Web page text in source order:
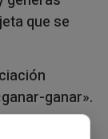
que se
ganar».